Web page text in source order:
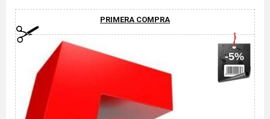
PRIMERA COMPRA
-5%